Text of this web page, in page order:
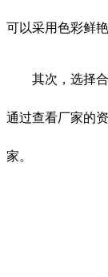
可以采用色彩鲜
其次，选择
通过查看厂家的
家。